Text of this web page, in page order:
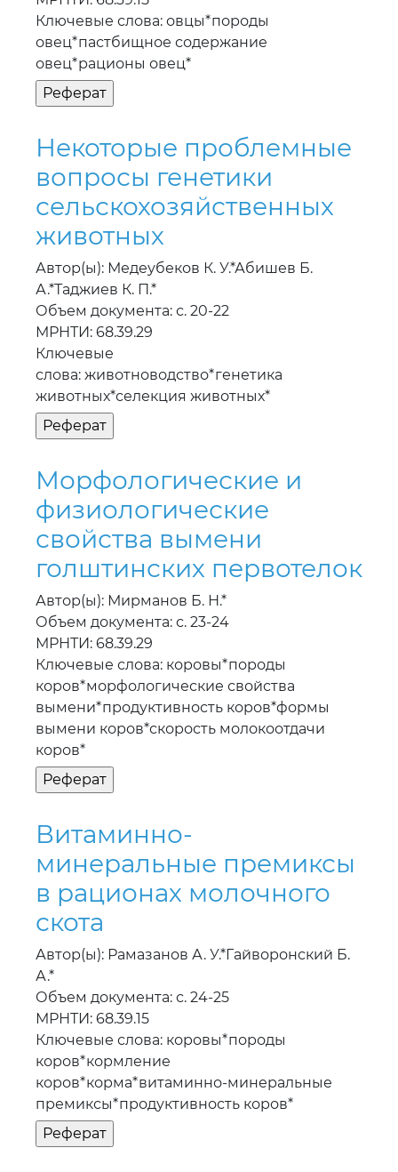
Ключевые слова: овцы*породы
овец*пастбищное содержание
овец*рационы овец*
Некоторые проблемные
вопросы генетики
сельскохозяйственных
животных
Автор(ы): Медеубеков К. У.*Абишев Б.
А.*Таджиев К. П.*
Объем документа: с. 20-22
МРНТИ: 68.39.29
Ключевые
слова: животноводство*генетика
животных*селекция животных*
Морфологические и
физиологические
свойства вымени
голштинских первотелок
Автор(ы): Мирманов Б. Н.*
Объем документа: с. 23-24
МРНТИ: 68.39.29
Ключевые слова: коровы*породы
коров*морфологические свойства
вымени*продуктивность коров*формы
вымени коров*скорость молокоотдачи
коров*
Витаминно-
минеральные премиксы
в рационах молочного
скота
Автор(ы): Рамазанов А. У.*Гайворонский Б.
А.*
Объем документа: с. 24-25
МРНТИ: 68.39.15
Ключевые слова: коровы*породы
коров*кормление
коров*корма*витаминно-минеральные
премиксы*продуктивность коров*